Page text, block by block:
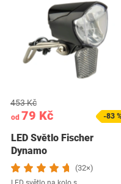
od 79 Kč
453 Kč
-83
LED Světlo Fischer
Dynamo
(32×)